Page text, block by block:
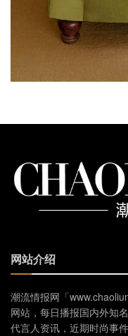
网站介绍
潮流情报网「
网站，每日播报国内外知
代言人资讯，近期时尚事